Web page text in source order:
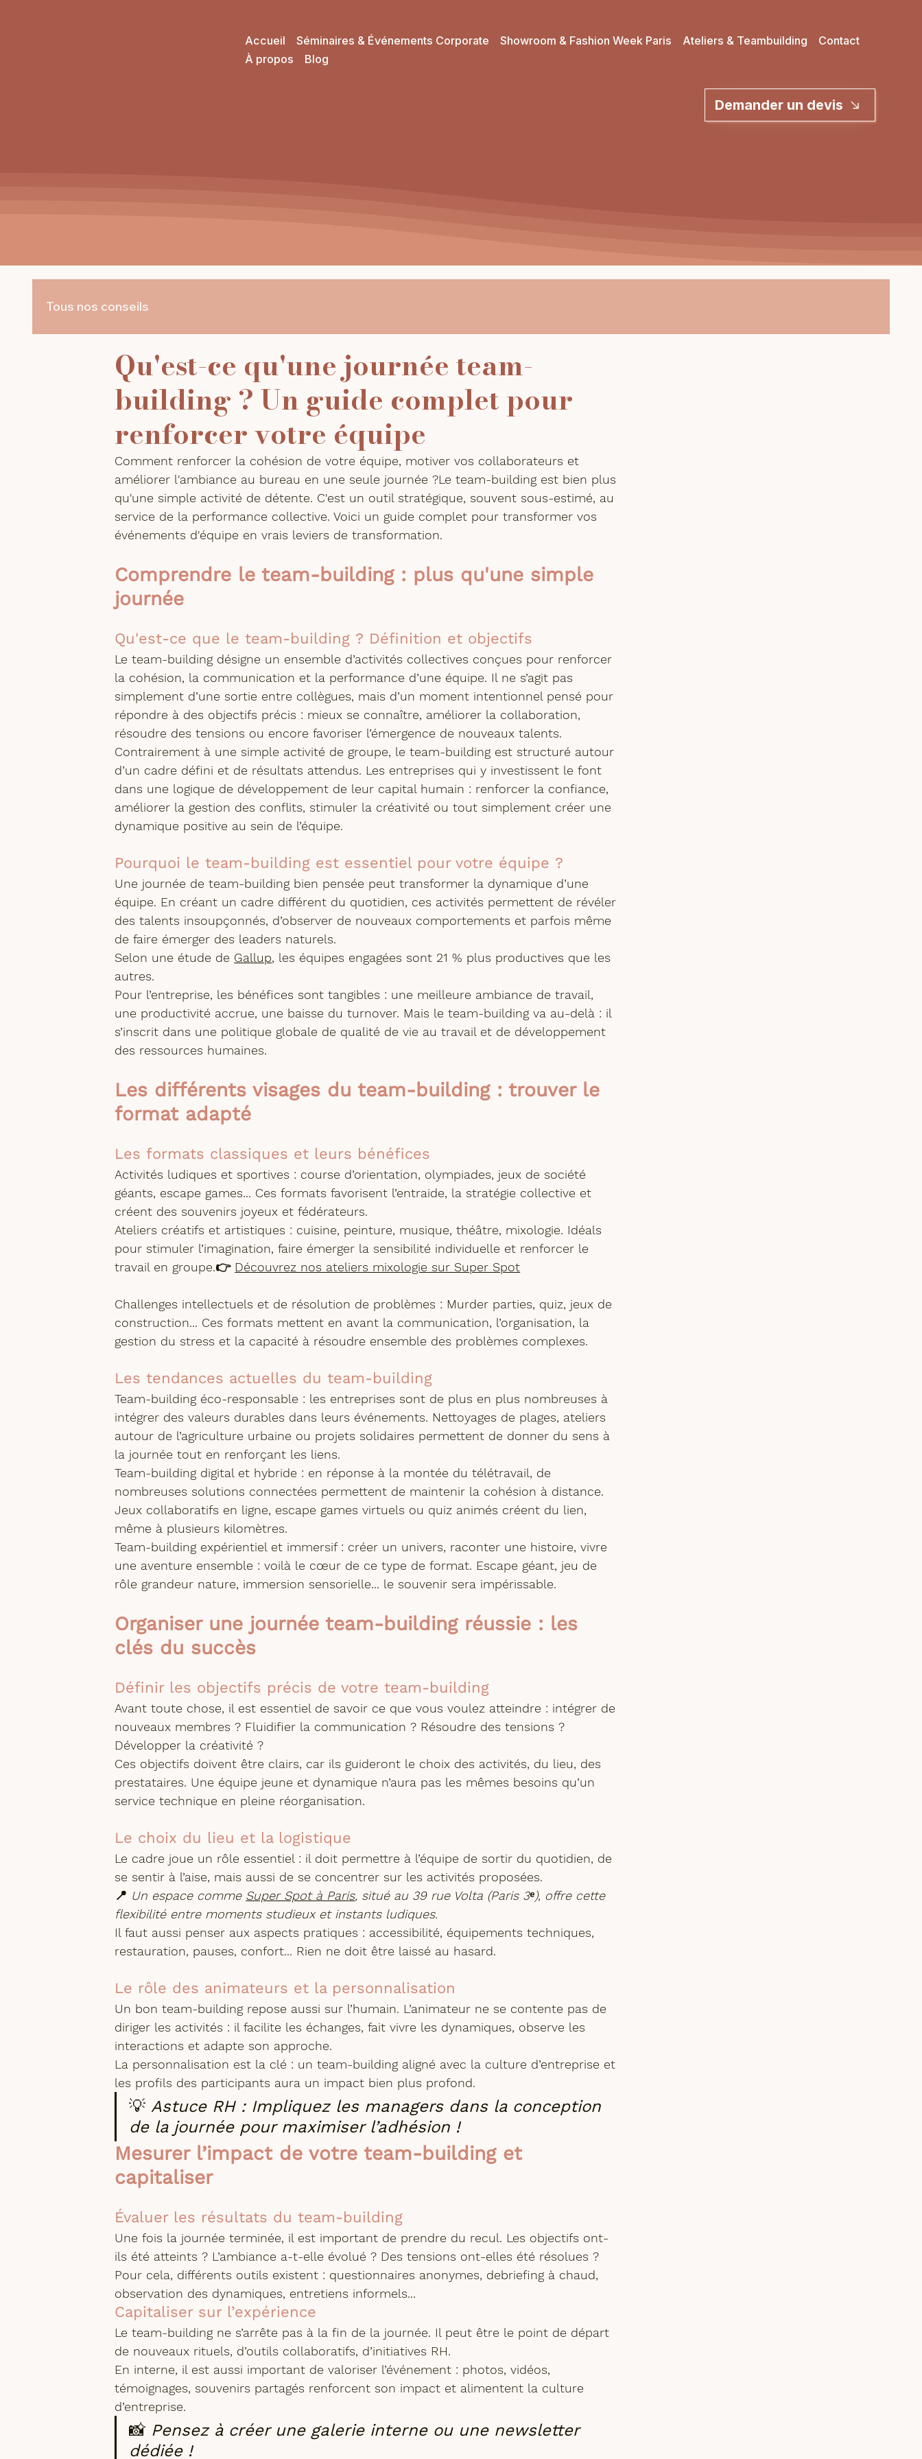
Accueil Séminaires & Événements Corporate Showroom & Fashion Week Paris Ateliers & Teambuilding
Contact
À propos
Blog
Demander un devis
Tous nos conseils
Qu'est-ce qu'une journée team-
building ? Un guide complet pour
renforcer votre équipe
Comment renforcer la cohésion de votre équipe, motiver vos collaborateurs et
améliorer l'ambiance au bureau en une seule journée ?Le team-building est bien plus
qu'une simple activité de détente. C'est un outil stratégique, souvent sous-estimé, au
service de la performance collective. Voici un guide complet pour transformer vos
événements d'équipe en vrais leviers de transformation.
Comprendre le team-building : plus qu'une simple
journée
Qu'est-ce que le team-building ? Définition et objectifs
Le team-building désigne un ensemble d’activités collectives conçues pour renforcer
la cohésion, la communication et la performance d’une équipe. Il ne s’agit pas
simplement d’une sortie entre collègues, mais d’un moment intentionnel pensé pour
répondre à des objectifs précis : mieux se connaître, améliorer la collaboration,
résoudre des tensions ou encore favoriser l’émergence de nouveaux talents.
Contrairement à une simple activité de groupe, le team-building est structuré autour
d’un cadre défini et de résultats attendus. Les entreprises qui y investissent le font
dans une logique de développement de leur capital humain : renforcer la confiance,
améliorer la gestion des conflits, stimuler la créativité ou tout simplement créer une
dynamique positive au sein de l’équipe.
Pourquoi le team-building est essentiel pour votre équipe ?
Une journée de team-building bien pensée peut transformer la dynamique d’une
équipe. En créant un cadre différent du quotidien, ces activités permettent de révéler
des talents insoupçonnés, d’observer de nouveaux comportements et parfois même
de faire émerger des leaders naturels.
Selon une étude de Gallup, les équipes engagées sont 21 % plus productives que les
autres.
Pour l’entreprise, les bénéfices sont tangibles : une meilleure ambiance de travail,
une productivité accrue, une baisse du turnover. Mais le team-building va au-delà : il
s’inscrit dans une politique globale de qualité de vie au travail et de développement
des ressources humaines.
Les différents visages du team-building : trouver le
format adapté
Les formats classiques et leurs bénéfices
Activités ludiques et sportives : course d’orientation, olympiades, jeux de société
géants, escape games... Ces formats favorisent l’entraide, la stratégie collective et
créent des souvenirs joyeux et fédérateurs.
Ateliers créatifs et artistiques : cuisine, peinture, musique, théâtre, mixologie. Idéals
pour stimuler l’imagination, faire émerger la sensibilité individuelle et renforcer le
travail en groupe.👉 Découvrez nos ateliers mixologie sur Super Spot
Challenges intellectuels et de résolution de problèmes : Murder parties, quiz, jeux de
construction... Ces formats mettent en avant la communication, l’organisation, la
gestion du stress et la capacité à résoudre ensemble des problèmes complexes.
Les tendances actuelles du team-building
Team-building éco-responsable : les entreprises sont de plus en plus nombreuses à
intégrer des valeurs durables dans leurs événements. Nettoyages de plages, ateliers
autour de l’agriculture urbaine ou projets solidaires permettent de donner du sens à
la journée tout en renforçant les liens.
Team-building digital et hybride : en réponse à la montée du télétravail, de
nombreuses solutions connectées permettent de maintenir la cohésion à distance.
Jeux collaboratifs en ligne, escape games virtuels ou quiz animés créent du lien,
même à plusieurs kilomètres.
Team-building expérientiel et immersif : créer un univers, raconter une histoire, vivre
une aventure ensemble : voilà le cœur de ce type de format. Escape géant, jeu de
rôle grandeur nature, immersion sensorielle... le souvenir sera impérissable.
Organiser une journée team-building réussie : les
clés du succès
Définir les objectifs précis de votre team-building
Avant toute chose, il est essentiel de savoir ce que vous voulez atteindre : intégrer de
nouveaux membres ? Fluidifier la communication ? Résoudre des tensions ?
Développer la créativité ?
Ces objectifs doivent être clairs, car ils guideront le choix des activités, du lieu, des
prestataires. Une équipe jeune et dynamique n’aura pas les mêmes besoins qu’un
service technique en pleine réorganisation.
Le choix du lieu et la logistique
Le cadre joue un rôle essentiel : il doit permettre à l’équipe de sortir du quotidien, de
se sentir à l’aise, mais aussi de se concentrer sur les activités proposées.
📍 Un espace comme Super Spot à Paris, situé au 39 rue Volta (Paris 3ᵉ), offre cette
flexibilité entre moments studieux et instants ludiques.
Il faut aussi penser aux aspects pratiques : accessibilité, équipements techniques,
restauration, pauses, confort... Rien ne doit être laissé au hasard.
Le rôle des animateurs et la personnalisation
Un bon team-building repose aussi sur l’humain. L’animateur ne se contente pas de
diriger les activités : il facilite les échanges, fait vivre les dynamiques, observe les
interactions et adapte son approche.
La personnalisation est la clé : un team-building aligné avec la culture d’entreprise et
les profils des participants aura un impact bien plus profond.
💡 Astuce RH : Impliquez les managers dans la conception
de la journée pour maximiser l’adhésion !
Mesurer l’impact de votre team-building et
capitaliser
Évaluer les résultats du team-building
Une fois la journée terminée, il est important de prendre du recul. Les objectifs ont-
ils été atteints ? L’ambiance a-t-elle évolué ? Des tensions ont-elles été résolues ?
Pour cela, différents outils existent : questionnaires anonymes, debriefing à chaud,
observation des dynamiques, entretiens informels...
Capitaliser sur l’expérience
Le team-building ne s’arrête pas à la fin de la journée. Il peut être le point de départ
de nouveaux rituels, d’outils collaboratifs, d’initiatives RH.
En interne, il est aussi important de valoriser l’événement : photos, vidéos,
témoignages, souvenirs partagés renforcent son impact et alimentent la culture
d’entreprise.
📸 Pensez à créer une galerie interne ou une newsletter
dédiée !